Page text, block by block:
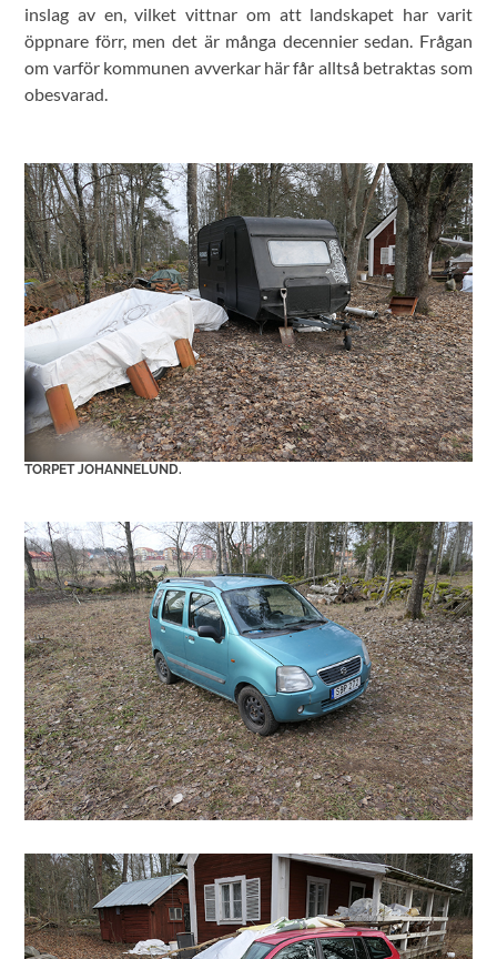
inslag av en, vilket vittnar om att landskapet har varit
öppnare förr, men det är många decennier sedan. Frågan
om varför kommunen avverkar här får alltså betraktas som
obesvarad.
TORPET JOHANNELUND.